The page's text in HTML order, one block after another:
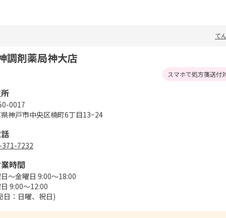
て
調剤薬局神大店
スマホで処方箋送付
0017
神戸市中央区楠町6丁目13−24
7232
時間
〜金曜日 9:00〜18:00
9:00〜12:00
日：日曜、祝日)